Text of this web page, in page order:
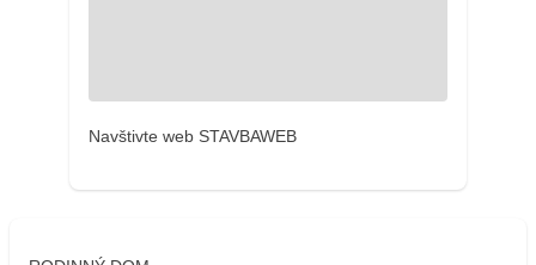
Navštivte web STAVBAWEB